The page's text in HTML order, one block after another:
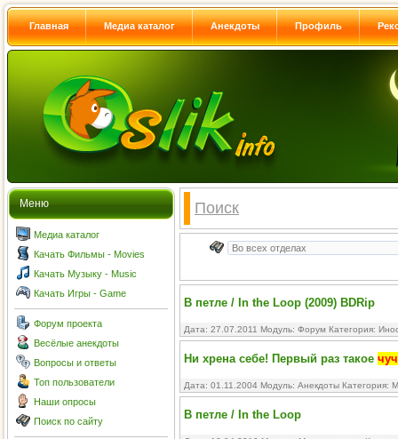
Главная Медиа каталог Анекдоты Профиль
Меню
Медиа каталог
Качать Фильмы - Movies
Качать Музыку - Music
Качать Игры - Game
Форум проекта
Весёлые анекдоты
Вопросы и ответы
Топ пользователи
Наши опросы
Поиск по сайту
Поиск
В петле / In the Loop (2009) BDRip
Дата: 27.07.2011 Модуль: Форум Категория:
Ни хрена себе! Первый раз такое
Дата: 01.11.2004 Модуль: Анекдоты Категория:
В петле / In the Loop